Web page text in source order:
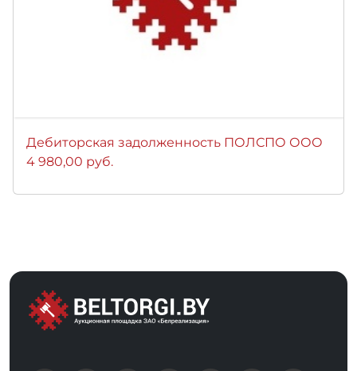
Дебиторская задолженность ПОЛСПО ООО
4 980,00 руб.